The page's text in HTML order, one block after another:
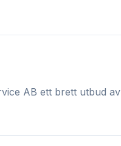
AB ett brett utbud av